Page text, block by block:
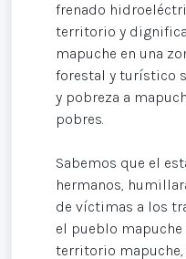
frenado
territorio y
mapuche en una
forestal y turístico
y pobreza a
pobres.
Sabemos que el
hermanos,
de víctimas a los
el pueblo mapuche
territorio